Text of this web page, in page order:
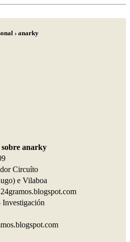
› anarky
anarky
e Vilaboa
Investigación